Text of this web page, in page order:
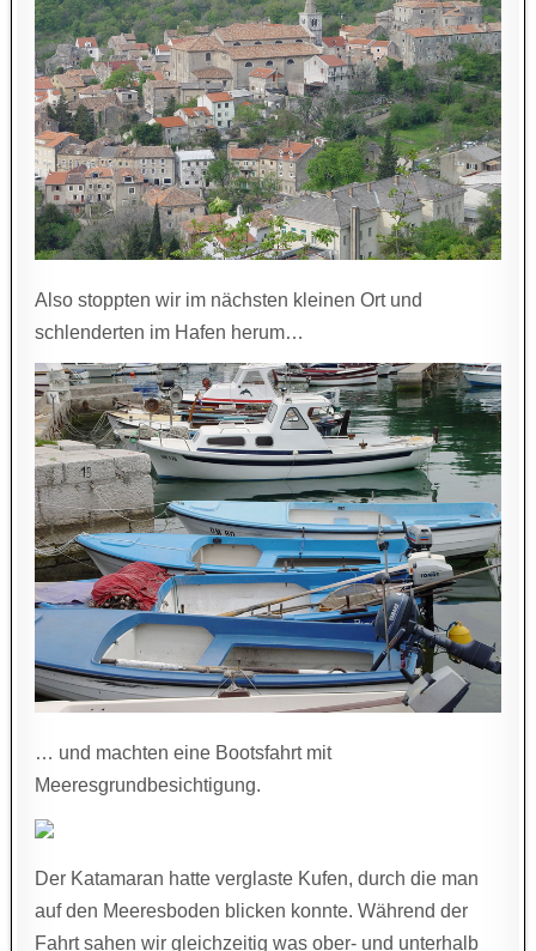
Also stoppten wir im nächsten kleinen Ort und
schlenderten im Hafen herum…
… und machten eine Bootsfahrt mit
Meeresgrundbesichtigung.
Der Katamaran hatte verglaste Kufen, durch die man
auf den Meeresboden blicken konnte. Während der
Fahrt sahen wir gleichzeitig was ober- und unterhalb